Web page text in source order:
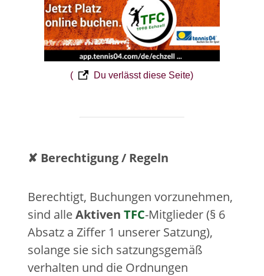
( Du verlässt diese Seite)
✘ Berechtigung / Regeln
Berechtigt, Buchungen vorzunehmen,
sind alleAktiven TFC-Mitglieder (§ 6
Absatz a Ziffer 1 unserer Satzung),
solange sie sich satzungsgemäß
verhalten und die Ordnungen